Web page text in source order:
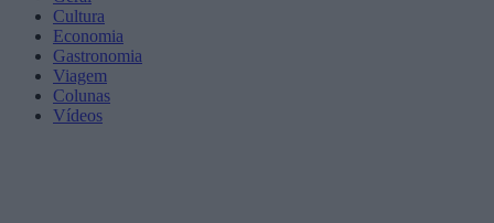
Cultura
Economia
Gastronomia
Viagem
Colunas
Vídeos